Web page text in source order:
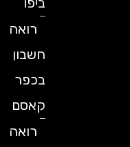
רואה
חשבון
בכפר
קאסם
רואה